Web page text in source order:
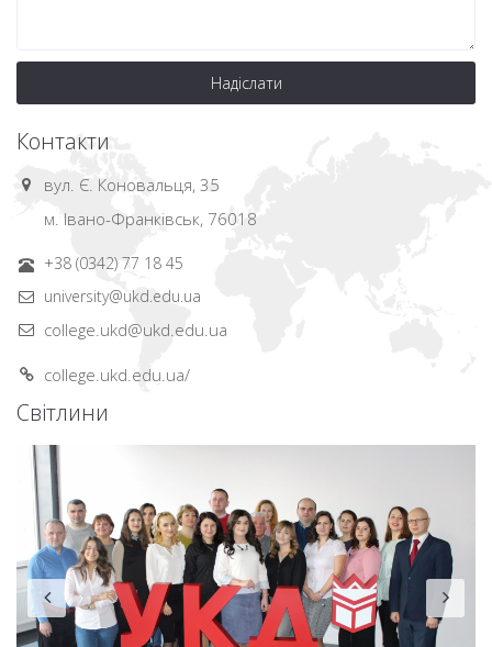
Надіслати
Контакти
вул. Є. Коновальця, 35
м. Івано-Франківськ, 76018
+38 (0342) 77 18 45
university@ukd.edu.ua
college.ukd@ukd.edu.ua
college.ukd.edu.ua/
Світлини